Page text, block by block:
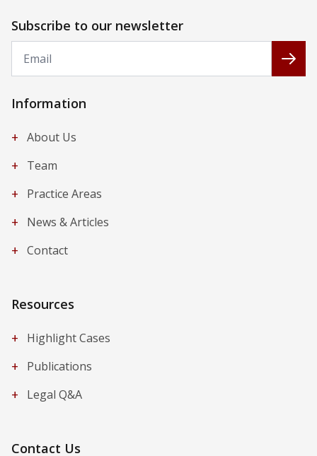
Subscribe to our newsletter
Information
+ About Us
+ Team
+ Practice Areas
+ News & Articles
+ Contact
Resources
+
Highlight Cases
+ Publications
+ Legal Q&A
Contact Us